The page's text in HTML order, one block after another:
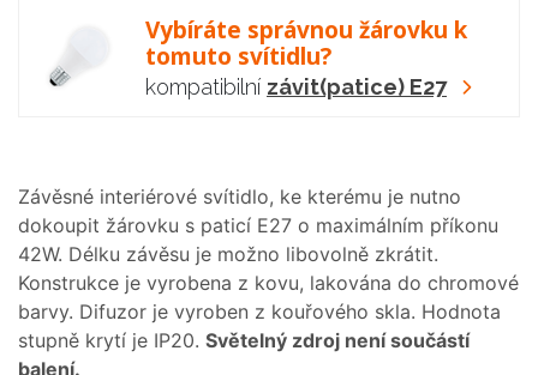
Vybíráte správnou žárovku k
tomuto svítidlu?
kompatibilní závit(patice) E27
Závěsné interiérové svítidlo, ke kterému je nutno
dokoupit žárovku s paticí E27 o maximálním příkonu
42W. Délku závěsu je možno libovolně zkrátit.
Konstrukce je vyrobena z kovu, lakována do chromové
barvy. Difuzor je vyroben z kouřového skla. Hodnota
stupně krytí je IP20. Světelný zdroj není součástí
balení.